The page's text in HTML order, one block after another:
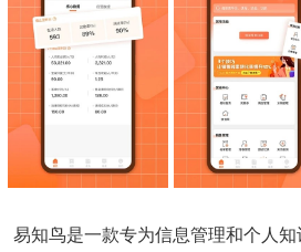
易知鸟是一款专为信息管理和个人